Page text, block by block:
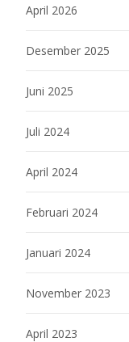
April 2026
Desember 2025
Juni 2025
Juli 2024
April 2024
Februari 2024
Januari 2024
November 2023
April 2023